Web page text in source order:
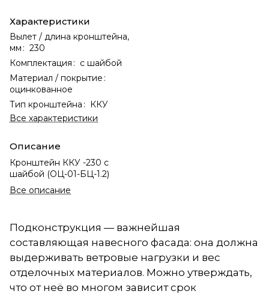
Характеристики
Вылет / длина кронштейна,
мм : 230
Комплектация : с шайбой
Материал / покрытие :
оцинкованное
Тип кронштейна : ККУ
Все характеристики
Описание
Кронштейн ККУ -230 с
шайбой (ОЦ-01-БЦ-1.2)
Все описание
Подконструкция — важнейшая
составляющая навесного фасада: она должна
выдерживать ветровые нагрузки и вес
отделочных материалов. Можно утверждать,
что от неё во многом зависит срок